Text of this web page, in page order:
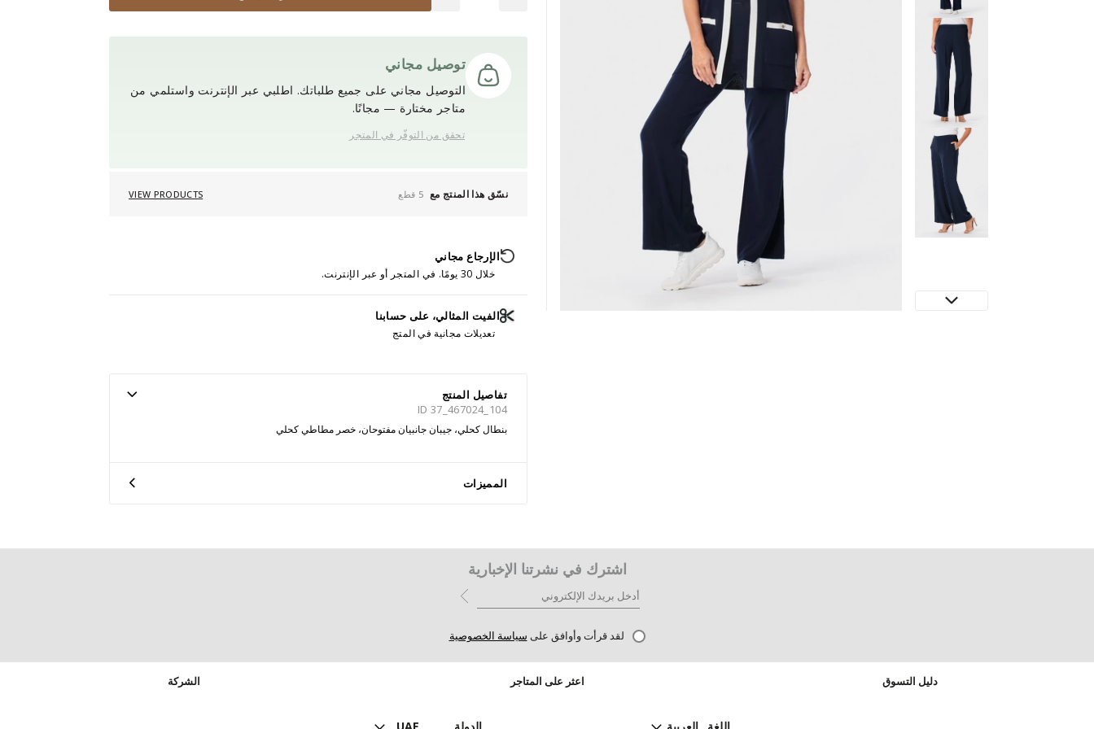
توصيل مجاني
التوصيل مجاني على جميع طلباتك. اطلبي عبر الإنترنت واستلمي من
متاجر مختارة — مجانًا.
تحقق من التوفّر في المتجر
نسّق هذا المنتج مع 5 قطع VIEW PRODUCTS
الإرجاع مجاني
خلال 30 يومًا. في المتجر أو عبر الإنترنت.
الفيت المثالي، على حسابنا
تعديلات مجانية في المتج
تفاصيل المنتج
ID 37_467024_104
بنطال كحلي، جيبان جانبيان مفتوحان، خصر مطاطي كحلي
المميزات
اشترك في نشرتنا الإخبارية
لقد قرأت وأوافق على سياسة الخصوصية
دليل التسوق اعثر على المتاجر الشركة